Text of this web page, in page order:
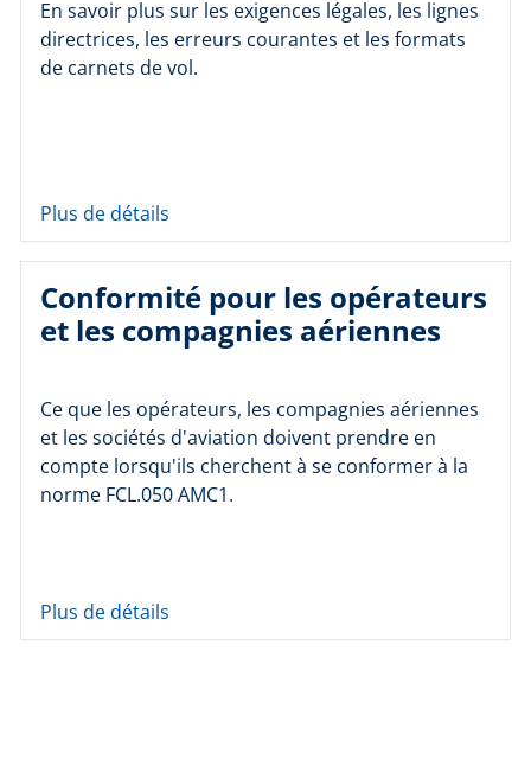
En savoir plus sur les exigences légales, les lignes
directrices, les erreurs courantes et les formats
de carnets de vol.
Plus de détails
Conformité pour les opérateurs
et les compagnies aériennes
Ce que les opérateurs, les compagnies aériennes
et les sociétés d'aviation doivent prendre en
compte lorsqu'ils cherchent à se conformer à la
norme FCL.050 AMC1.
Plus de détails